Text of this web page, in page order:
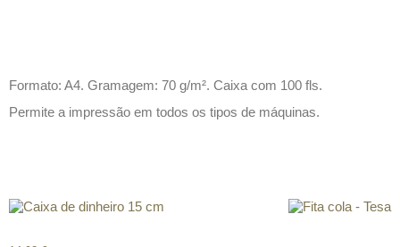
Formato: A4. Gramagem: 70 g/m². Caixa com 100 fls.
Permite a impressão em todos os tipos de máquinas.